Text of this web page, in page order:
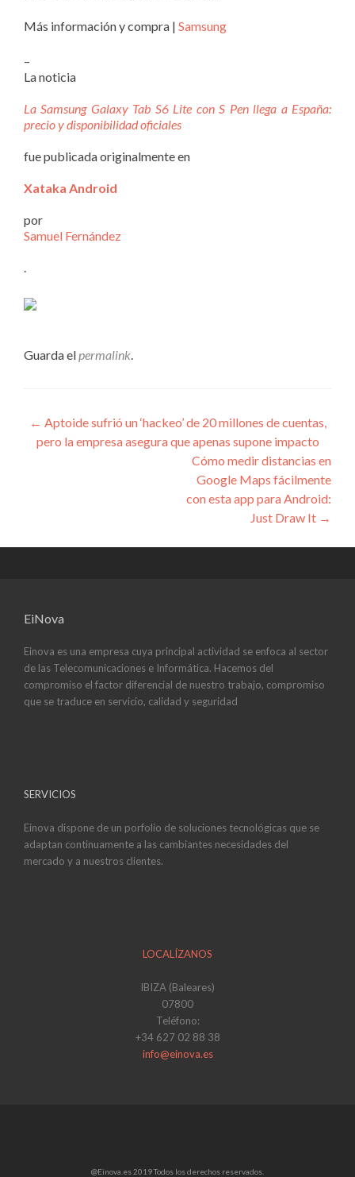
Más información y compra | Samsung
–
La noticia
La Samsung Galaxy Tab S6 Lite con S Pen llega a España:
precio y disponibilidad oficiales
fue publicada originalmente en
Xataka Android
por
Samuel Fernández
.
Guarda elpermalink.
Navegación
de
← Aptoide sufrió un ‘hackeo’ de 20 millones de cuentas,
pero la empresa asegura que apenas supone impacto
Cómo medir distancias en
Google Maps fácilmente
con esta app para Android:
Just Draw It →
EiNova
Einova es una empresa cuya principal actividad se enfoca al sector
de las Telecomunicaciones e Informática. Hacemos del
compromiso el factor diferencial de nuestro trabajo, compromiso
que se traduce en servicio, calidad y seguridad
SERVICIOS
Einova dispone de un porfolio de soluciones tecnológicas que se
adaptan continuamente a las cambiantes necesidades del
mercado y a nuestros clientes.
LOCALÍZANOS
IBIZA (Baleares)
07800
Teléfono:
+34 627 02 88 38
info@einova.es
@Einova.es 2019 Todos los derechos reservados.